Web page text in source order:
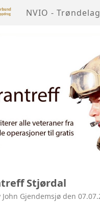
NVIO - Trøndelag
Stjørdal
John Gjendemsjø den